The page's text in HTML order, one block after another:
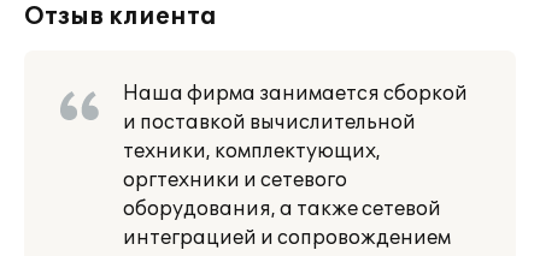
Отзыв клиента
Наша фирма занимается сборкой
и поставкой вычислительной
техники, комплектующих,
оргтехники и сетевого
оборудования, а также сетевой
интеграцией и сопровождением